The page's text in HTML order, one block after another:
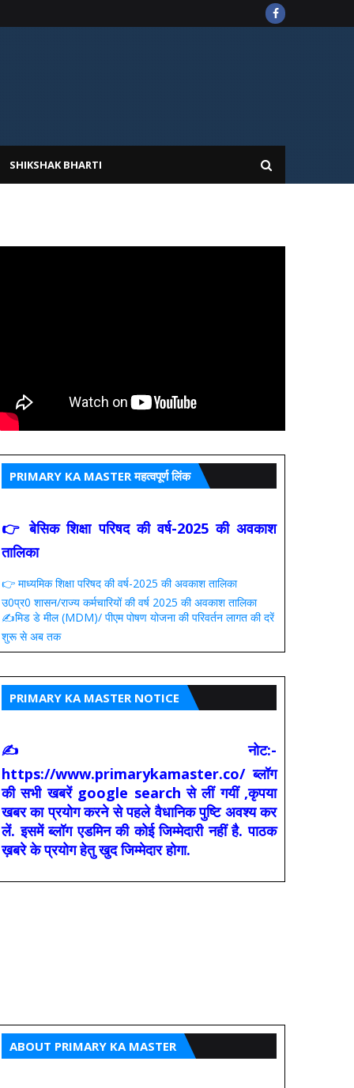
SHIKSHAK BHARTI
PRIMARY KA MASTER महत्वपूर्ण लिंक
👉 बेसिक शिक्षा परिषद की वर्ष-2025 की अवकाश
तालिका
👉 माध्यमिक शिक्षा परिषद की वर्ष-2025 की अवकाश तालिका
उ0प्र0 शासन/राज्य कर्मचारियों की वर्ष 2025 की अवकाश तालिका
✍️मिड डे मील (MDM)/ पीएम पोषण योजना की परिवर्तन लागत की दरें
शुरू से अब तक
PRIMARY KA MASTER NOTICE
✍ नोट:-
https://www.primarykamaster.co/ ब्लॉग
की सभी खबरें google search से लीं गयीं ,कृपया
खबर का प्रयोग करने से पहले वैधानिक पुष्टि अवश्य कर
लें. इसमें ब्लॉग एडमिन की कोई जिम्मेदारी नहीं है. पाठक
ख़बरे के प्रयोग हेतु खुद जिम्मेदार होगा.
ABOUT PRIMARY KA MASTER